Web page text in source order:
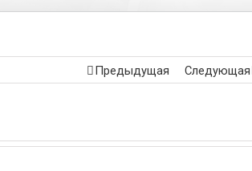
Предыдущая Следующая